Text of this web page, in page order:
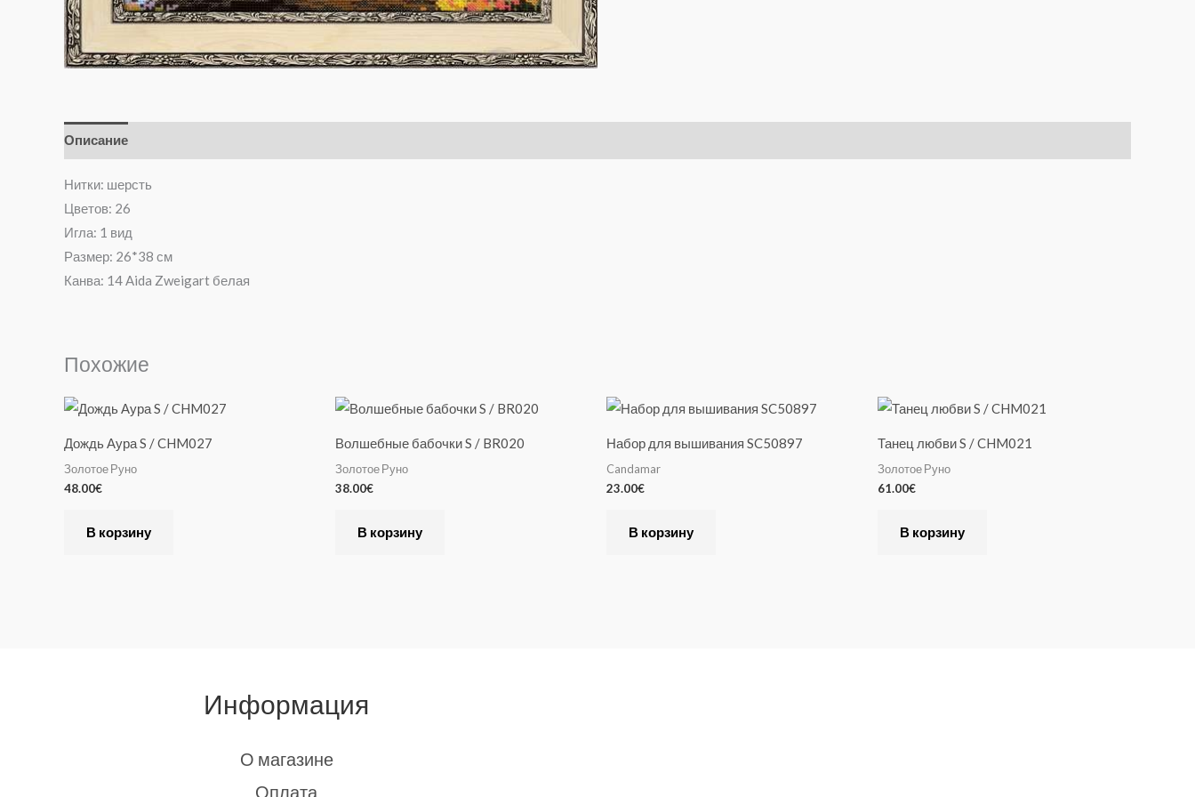
Описание
Нитки: шерсть
Цветов: 26
Игла: 1 вид
Размер: 26*38 см
Канва: 14 Aida Zweigart белая
Похожие
Дождь Аура S / CHM027
Золотое Руно
48.00€
В корзину
Волшебные бабочки S / BR020
Золотое Руно
38.00€
В корзину
Набор для вышивания SC50897
Candamar
23.00€
В корзину
Танец любви S / CHM021
Золотое Руно
61.00€
В корзину
Информация
О магазине
Оплата